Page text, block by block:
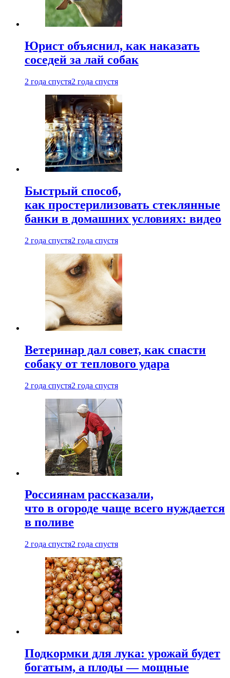
Юрист объяснил, как наказать
соседей за лай собак
2 года спустя2 года спустя
Быстрый способ,
как простерилизовать стеклянные
банки в домашних условиях: видео
2 года спустя2 года спустя
Ветеринар дал совет, как спасти
собаку от теплового удара
2 года спустя2 года спустя
Россиянам рассказали,
что в огороде чаще всего нуждается
в поливе
2 года спустя2 года спустя
Подкормки для лука: урожай будет
богатым, а плоды — мощные